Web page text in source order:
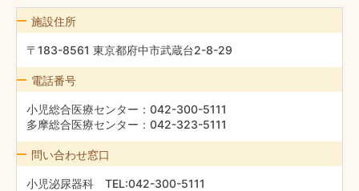
施設住所
〒183-8561 東京都府中市武蔵台2-8-29
電話番号
小児総合医療センター：042-300-5111
多摩総合医療センター：042-323-5111
問い合わせ窓口
小児泌尿器科 TEL:042-300-5111